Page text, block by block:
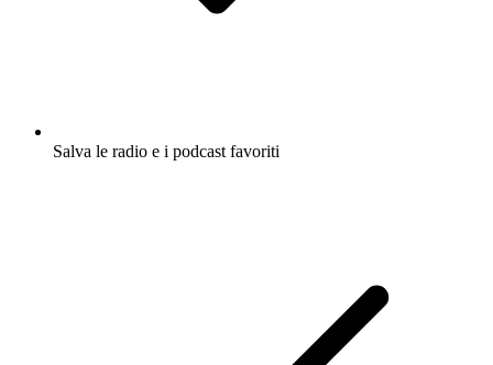
Salva le radio e i podcast favoriti